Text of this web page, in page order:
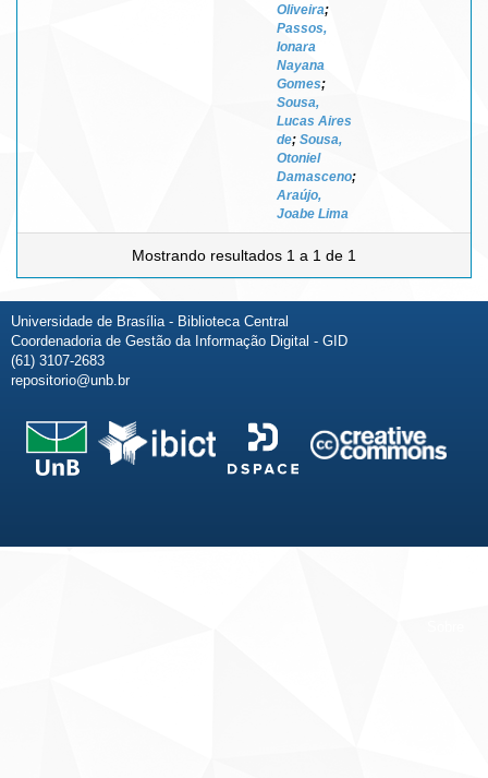
Oliveira;
Passos,
Ionara
Nayana
Gomes;
Sousa,
Lucas Aires
de; Sousa,
Otoniel
Damasceno;
Araújo,
Joabe Lima
Mostrando resultados 1 a 1 de 1
Universidade de Brasília - Biblioteca Central
Coordenadoria de Gestão da Informação Digital - GID
(61) 3107-2683
repositorio@unb.br